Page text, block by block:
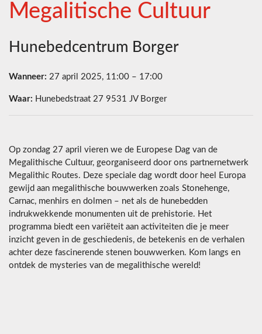
Megalitische Cultuur
Hunebedcentrum Borger
Wanneer: 27 april 2025, 11:00 – 17:00
Waar: Hunebedstraat 27 9531 JV Borger
Op zondag 27 april vieren we de Europese Dag van de
Megalithische Cultuur, georganiseerd door ons partnernetwerk
Megalithic Routes. Deze speciale dag wordt door heel Europa
gewijd aan megalithische bouwwerken zoals Stonehenge,
Carnac, menhirs en dolmen – net als de hunebedden
indrukwekkende monumenten uit de prehistorie. Het
programma biedt een variëteit aan activiteiten die je meer
inzicht geven in de geschiedenis, de betekenis en de verhalen
achter deze fascinerende stenen bouwwerken. Kom langs en
ontdek de mysteries van de megalithische wereld!